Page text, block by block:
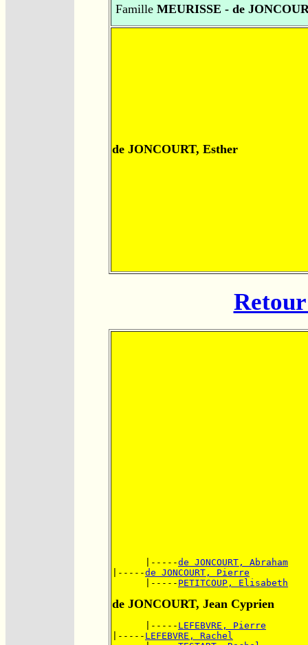
Famille MEURISSE - de
de JONCOURT, Esther
      |-----
de JONCOURT, Abraham
|-----de JONCOURT, Pierre
      |-----
PETITCOUP, Elisabeth
de JONCOURT, Jean Cyprien
      |-----
LEFEBVRE, Pierre
|----- LEFEBVRE, Rachel